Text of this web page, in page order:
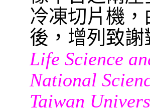
冷凍切片機
後，增列致謝
Life Science
National
Taiwan